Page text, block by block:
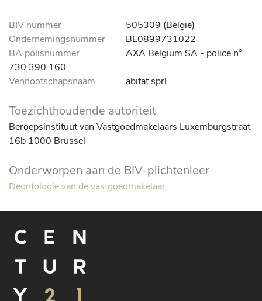
BIV nummer
505309 (België)
Ondernemingsnummer
BE0899731022
BA polisnummer
AXA Belgium SA - police n°
730.390.160
Vennootschapsnaam
abitat sprl
Toezichthoudende autoriteit
Beroepsinstituut van Vastgoedmakelaars Luxemburgstraat
16b 1000 Brussel
Onderworpen aan de BIV-plichtenleer
Deontologie van de vastgoedmakelaar